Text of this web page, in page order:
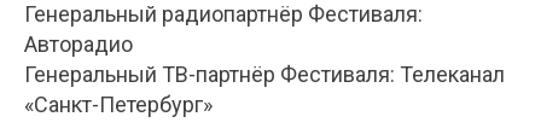
Генеральный радиопартнёр Фестиваля:
Авторадио
Генеральный ТВ-партнёр Фестиваля: Телеканал
«Санкт-Петербург»